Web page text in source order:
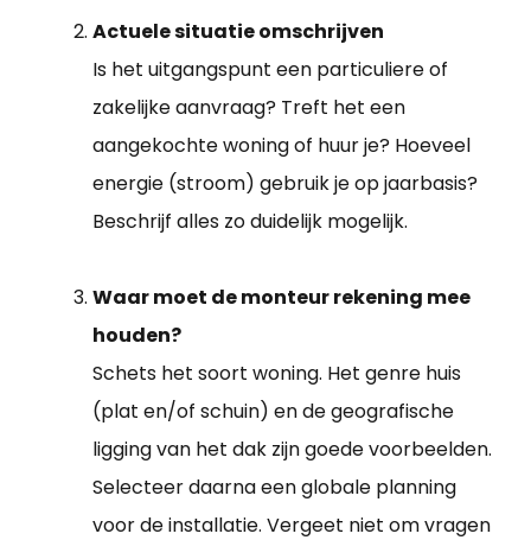
Actuele situatie omschrijven
Is het uitgangspunt een particuliere of
zakelijke aanvraag? Treft het een
aangekochte woning of huur je? Hoeveel
energie (stroom) gebruik je op jaarbasis?
Beschrijf alles zo duidelijk mogelijk.
Waar moet de monteur rekening mee
houden?
Schets het soort woning. Het genre huis
(plat en/of schuin) en de geografische
ligging van het dak zijn goede voorbeelden.
Selecteer daarna een globale planning
voor de installatie. Vergeet niet om vragen